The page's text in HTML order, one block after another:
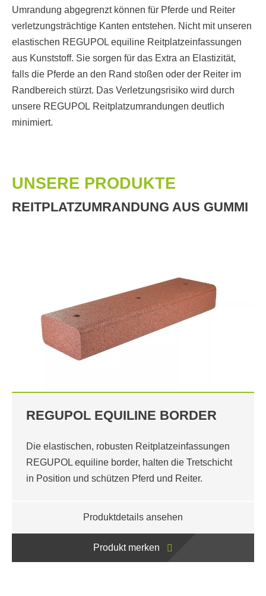
Umrandung abgegrenzt können für Pferde und Reiter
verletzungsträchtige Kanten entstehen. Nicht mit unseren
elastischen REGUPOL equiline Reitplatzeinfassungen
aus Kunststoff. Sie sorgen für das Extra an Elastizität,
falls die Pferde an den Rand stoßen oder der Reiter im
Randbereich stürzt. Das Verletzungsrisiko wird durch
unsere REGUPOL Reitplatzumrandungen deutlich
minimiert.
UNSERE PRODUKTE
REITPLATZUMRANDUNG AUS GUMMI
REGUPOL EQUILINE BORDER
Die elastischen, robusten Reitplatzeinfassungen
REGUPOL equiline border, halten die Tretschicht
in Position und schützen Pferd und Reiter.
Produktdetails ansehen
Produkt merken